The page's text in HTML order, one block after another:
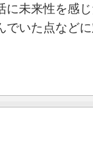
に未来性を感
でいた点など